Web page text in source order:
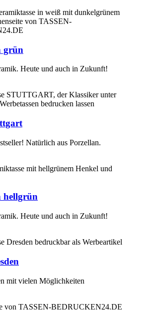
grün
Heute und auch in Zukunft!
Natürlich aus Porzellan.
hellgrün
Heute und auch in Zukunft!
mit vielen Möglichkeiten